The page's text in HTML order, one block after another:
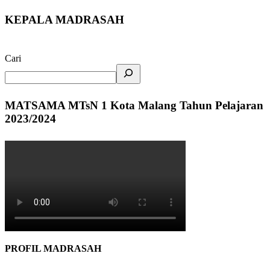
KEPALA MADRASAH
Cari
MATSAMA MTsN 1 Kota Malang Tahun Pelajaran
2023/2024
PROFIL MADRASAH